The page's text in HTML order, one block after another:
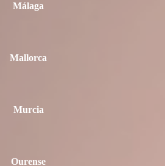
Málaga
Mallorca
Murcia
Ourense